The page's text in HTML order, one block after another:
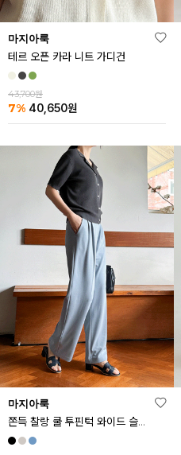
마지아룩
테르 오픈 카라 니트 가디건
43,700원
7% 40,650원
마지아룩
쫀득 찰랑 쿨 투핀턱 와이드 슬랙스